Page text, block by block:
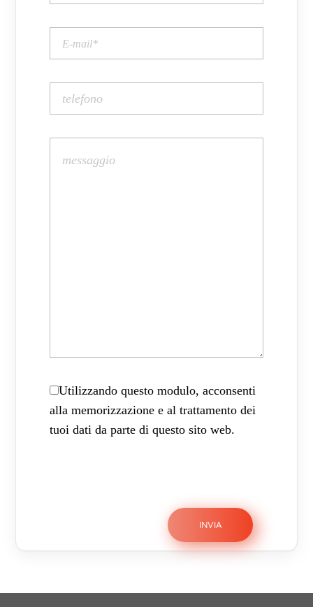
Utilizzando questo modulo, acconsenti
alla memorizzazione e al trattamento dei
tuoi dati da parte di questo sito web.